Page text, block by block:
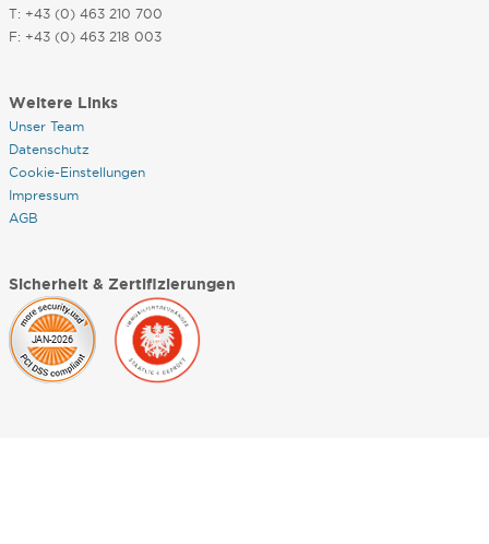
T: +43 (0) 463 210 700
F: +43 (0) 463 218 003
Weitere Links
Unser Team
Datenschutz
Cookie-Einstellungen
Impressum
AGB
Sicherheit & Zertifizierungen